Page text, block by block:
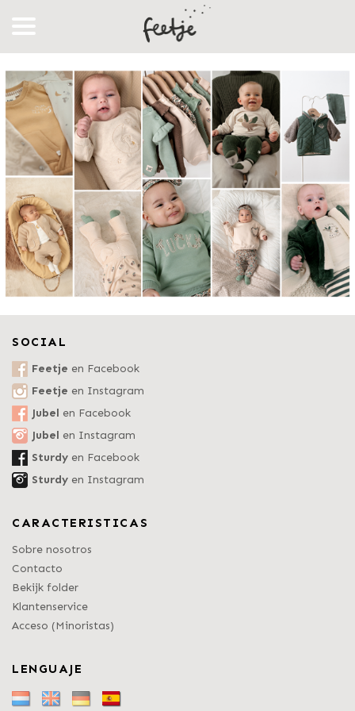
SOCIAL
Feetje en Facebook
Feetje en Instagram
Jubel en Facebook
Jubel en Instagram
Sturdy en Facebook
Sturdy en Instagram
CARACTERISTICAS
Sobre nosotros
Contacto
Bekijk folder
Klantenservice
Acceso (Minoristas)
LENGUAJE